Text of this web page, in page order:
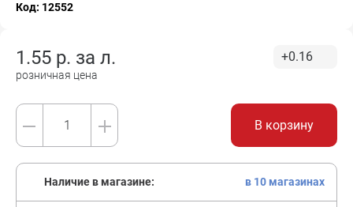
Код: 12552
1.55 р. за л.
розничная цена
+0.16
В корзину
Наличие в магазине: в 10 магазинах